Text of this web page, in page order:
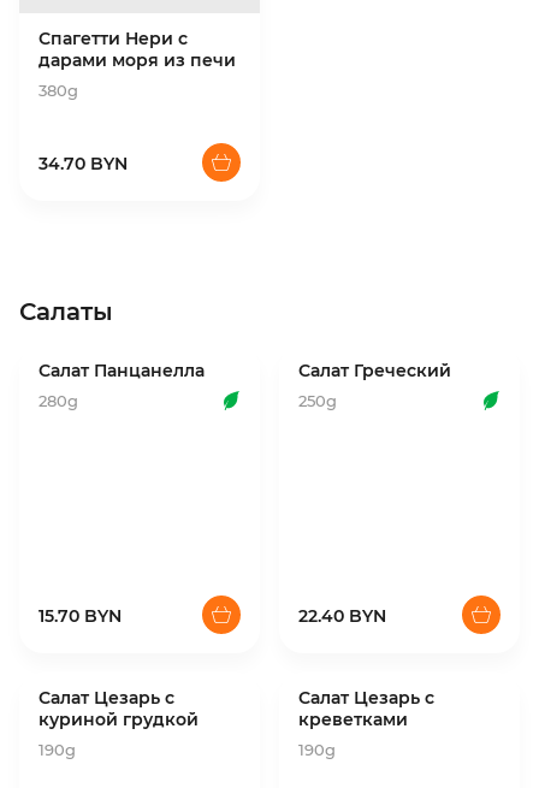
Спагетти Нери с
дарами моря из печи
380g
34.70 BYN
Салаты
Салат Панцанелла
280g
15.70 BYN
Салат Греческий
250g
22.40 BYN
Салат Цезарь с
куриной грудкой
190g
Салат Цезарь с
креветками
190g